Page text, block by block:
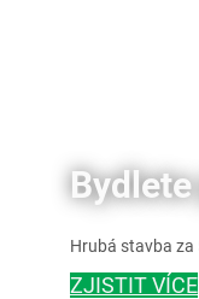
Hrubá stavba za
ZJISTIT VÍCE